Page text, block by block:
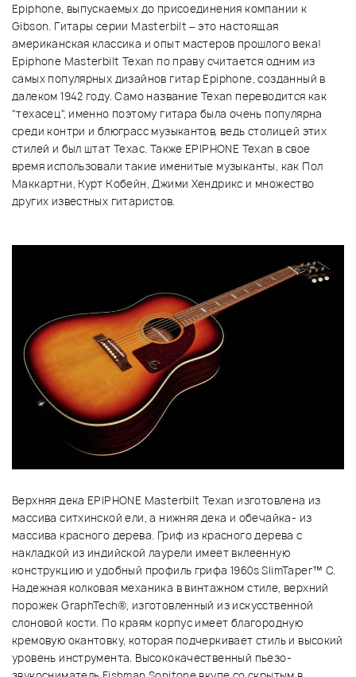
Epiphone, выпускаемых до присоединения компании к
Gibson. Гитары серии Masterbilt – это настоящая
американская классика и опыт мастеров прошлого века!
Epiphone Masterbilt Texan по праву считается одним из
самых популярных дизайнов гитар Epiphone, созданный в
далеком 1942 году. Само название Texan переводится как
"техасец", именно поэтому гитара была очень популярна
среди контри и блюграсс музыкантов, ведь столицей этих
стилей и был штат Техас. Также EPIPHONE Texan в свое
время использовали такие именитые музыканты, как Пол
Маккартни, Курт Кобейн, Джими Хендрикс и множество
других известных гитаристов.
Верхняя дека EPIPHONE Masterbilt Texan изготовлена из
массива ситхинской ели, а нижняя дека и обечайка- из
массива красного дерева. Гриф из красного дерева с
накладкой из индийской лаурели имеет вклеенную
конструкцию и удобный профиль грифа 1960s SlimTaper™ C.
Надежная колковая механика в винтажном стиле, верхний
порожек GraphTech®, изготовленный из искусственной
слоновой кости. По краям корпус имеет благородную
кремовую окантовку, которая подчеркивает стиль и высокий
уровень инструмента. Высококачественный пьезо-